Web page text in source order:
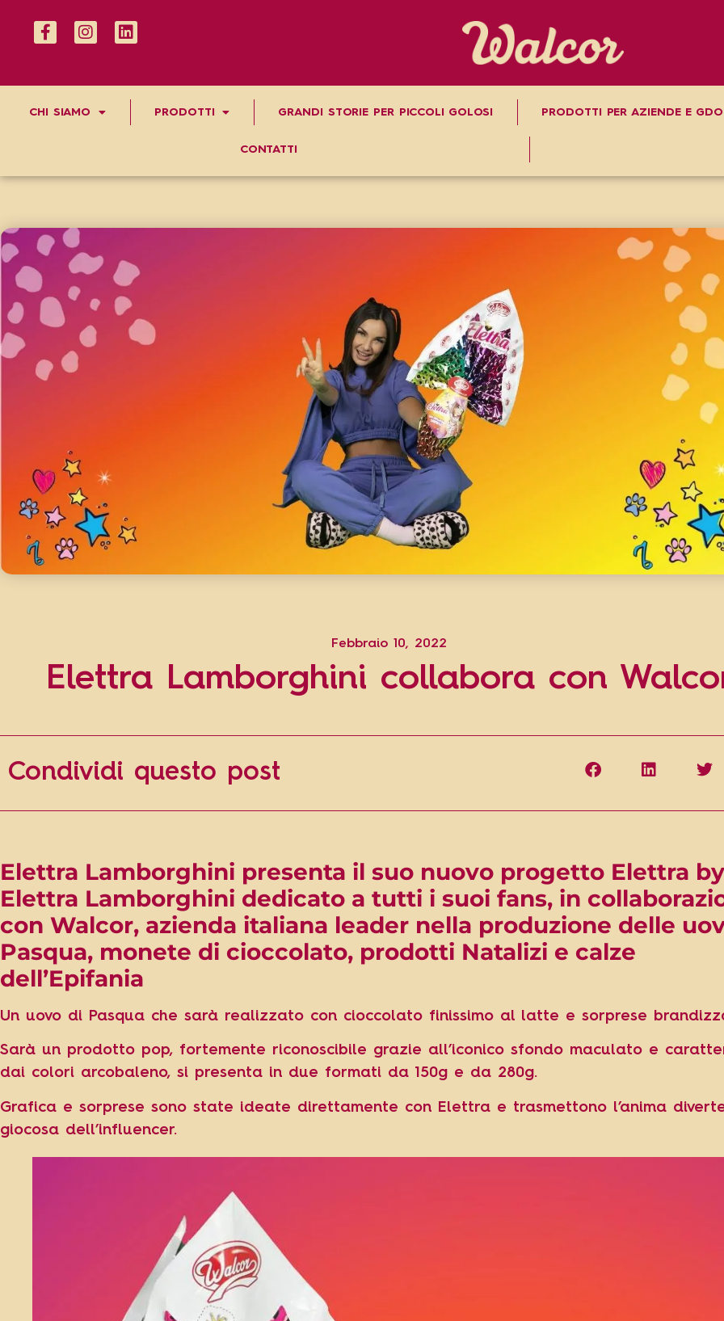
CHI SIAMO PRODOTTI GRANDI STORIE PER PICCOLI GOLOSI PRODOTTI PER AZIENDE E GDO
CONTATTI
Febbraio 10, 2022
Elettra Lamborghini collabora con
Condividi questo post
Elettra Lamborghini presenta il suo nuovo progetto Elettra by
Elettra Lamborghini dedicato a tutti i suoi fans, in
con Walcor, azienda italiana leader nella produzione delle
Pasqua, monete di cioccolato, prodotti Natalizi e calze
dell’Epifania
Un uovo di Pasqua che sarà realizzato con cioccolato finissimo al latte e sorprese
Sarà un prodotto pop, fortemente riconoscibile grazie all’iconico sfondo maculato e
dai colori arcobaleno, si presenta in due formati da 150g e da 280g.
Grafica e sorprese sono state ideate direttamente con Elettra e trasmettono l’anima
giocosa dell’influencer.